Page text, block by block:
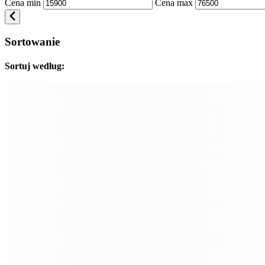
Cena min Cena max
Sortowanie
Sortuj według: